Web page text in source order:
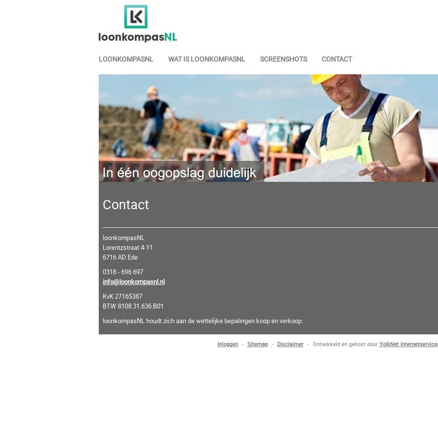
LOONKOMPASNL WAT IS LOONKOMPASNL SCREENSHOTS CONTACT
Contact
loonkompasNL
Lorentzstraat 4-11
6716 AD Ede
0318 - 696 697
info@loonkompasnl.nl
KvK 27165387
BTW 8108.31.636.B01
loonkompasNL houdt zich aan de wettelijke bepalingen koop en verkoop.
Inloggen - Sitemap - Disclaimer - Ontwikkeld en gehost door YolkNet